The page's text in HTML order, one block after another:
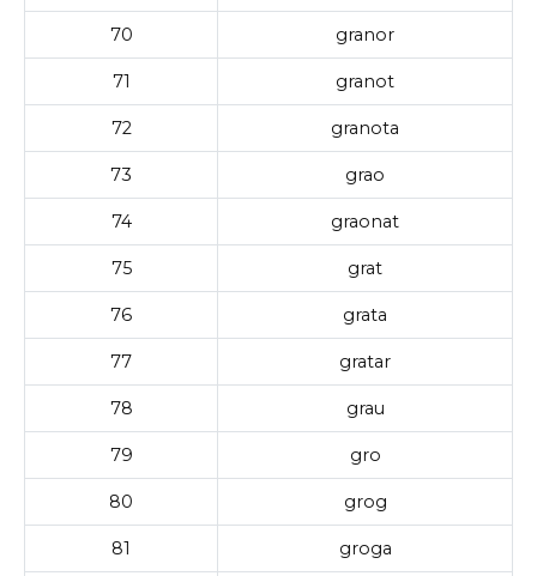
70 granor
71 granot
72 granota
73 grao
74 graonat
75 grat
76 grata
77 gratar
78 grau
79 gro
80 grog
81 groga